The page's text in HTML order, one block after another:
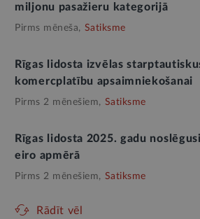
miljonu pasažieru kategorijā
Pirms mēneša, Satiksme
Rīgas lidosta izvēlas
komercplatību apsaimniekošanai
Pirms 2 mēnešiem, Satiksme
Rīgas lidosta 2025. gadu
eiro apmērā
Pirms 2 mēnešiem, Satiksme
Rādīt vēl